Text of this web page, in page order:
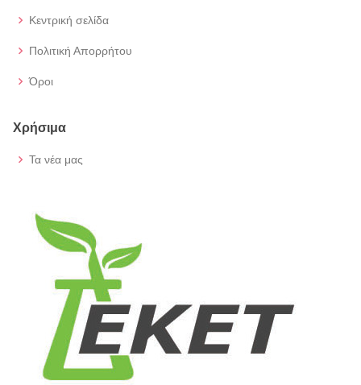
Κεντρική σελίδα
Πολιτική Απορρήτου
Όροι
Χρήσιμα
Τα νέα μας